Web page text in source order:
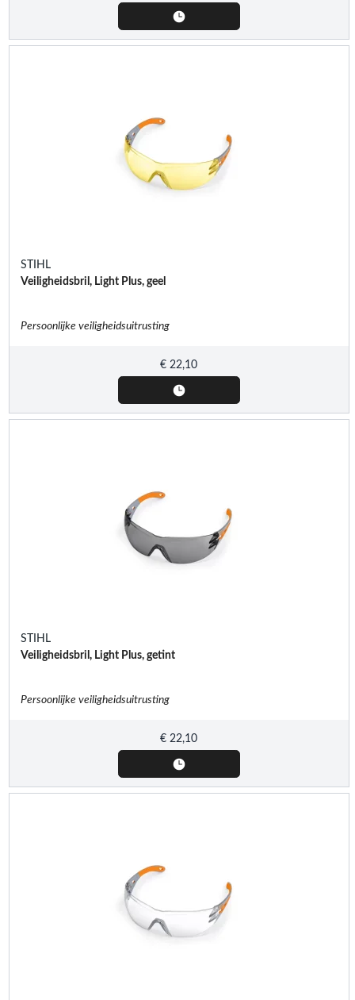
STIHL
Veiligheidsbril, Light Plus, geel
Persoonlijke veiligheidsuitrusting
€ 22,10
STIHL
Veiligheidsbril, Light Plus, getint
Persoonlijke veiligheidsuitrusting
€ 22,10